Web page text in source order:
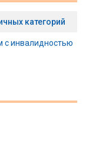
категорий
с инвалидностью